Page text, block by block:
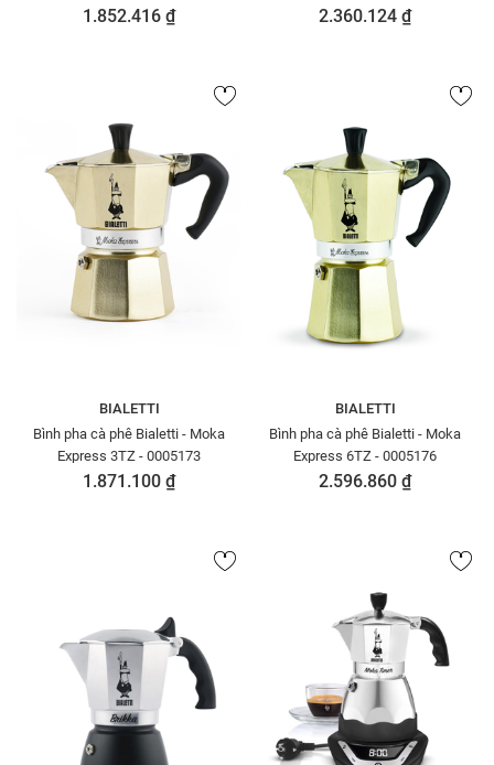
1.852.416 ₫ 2.360.124 ₫
BIALETTI
Bình pha cà phê Bialetti - Moka
Express 3TZ - 0005173
1.871.100 ₫
BIALETTI
Bình pha cà phê Bialetti - Moka
Express 6TZ - 0005176
2.596.860 ₫